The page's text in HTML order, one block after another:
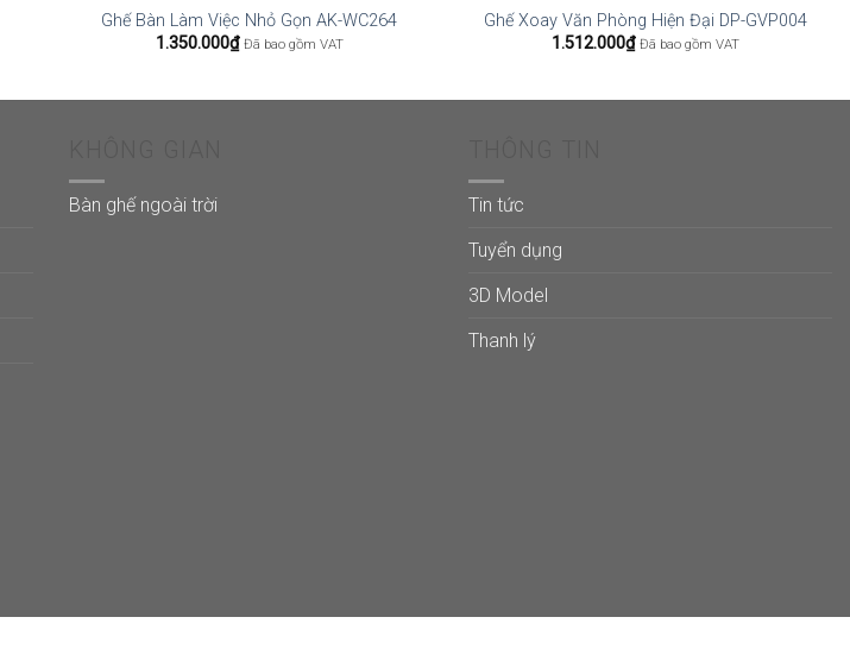
Ghế Bàn Làm Việc Nhỏ Gọn AK-WC264
1.350.000₫ Đã bao gồm VAT
Ghế Xoay Văn Phòng Hiện Đại DP-GVP004
1.512.000₫ Đã bao gồm VAT
Bàn ghế ngoài trời
Tin tức
Tuyển dụng
3D Model
Thanh lý